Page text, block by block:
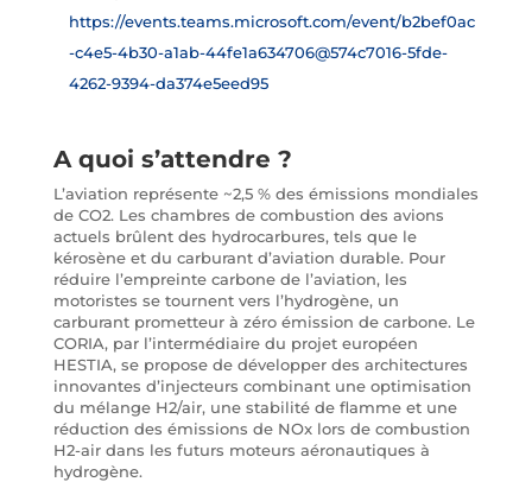
https://events.teams.microsoft.com/event/b2bef0ac
-c4e5-4b30-a1ab-44fe1a634706@574c7016-5fde-
4262-9394-da374e5eed95
A quoi s’attendre ?
L’aviation représente ~2,5 % des émissions mondiales
de CO2. Les chambres de combustion des avions
actuels brûlent des hydrocarbures, tels que le
kérosène et du carburant d’aviation durable. Pour
réduire l’empreinte carbone de l’aviation, les
motoristes se tournent vers l’hydrogène, un
carburant prometteur à zéro émission de carbone. Le
CORIA, par l’intermédiaire du projet européen
HESTIA, se propose de développer des architectures
innovantes d’injecteurs combinant une optimisation
du mélange H2/air, une stabilité de flamme et une
réduction des émissions de NOx lors de combustion
H2-air dans les futurs moteurs aéronautiques à
hydrogène.